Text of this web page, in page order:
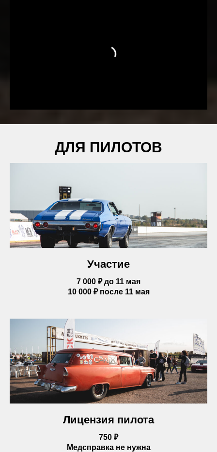
ДЛЯ ПИЛОТОВ
Участие
7 000 ₽ до 11 мая
10 000 ₽ после 11 мая
Лицензия пилота
750 ₽
Медсправка не нужна